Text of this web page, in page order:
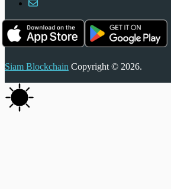
Siam Blockchain Copyright © 2026.